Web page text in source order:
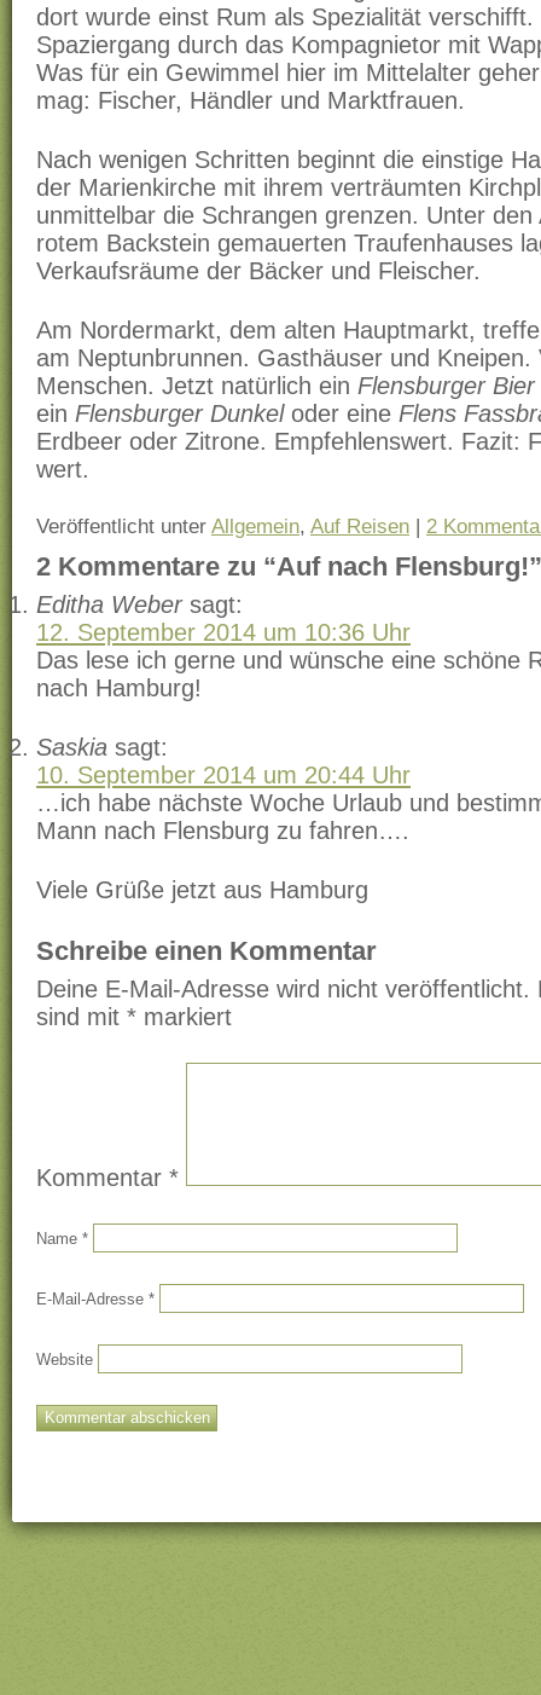
dort wurde einst Rum als Spezialität
Spaziergang durch das Kompagnietor mit
Was für ein Gewimmel hier im Mittelalter
mag: Fischer, Händler und Marktfrauen.
Nach wenigen Schritten beginnt die einstige
der Marienkirche mit ihrem verträumten
unmittelbar die Schrangen grenzen. Unter den
rotem Backstein gemauerten Traufenhauses
Verkaufsräume der Bäcker und Fleischer.
Am Nordermarkt, dem alten Hauptmarkt,
am Neptunbrunnen. Gasthäuser und Kneipen.
Menschen. Jetzt natürlich ein Flensburger Bier
ein Flensburger Dunkeloder eine Flens
Erdbeer oder Zitrone. Empfehlenswert. Fazit:
wert.
Veröffentlicht unter Allgemein, Auf Reisen | 2
2 Kommentare zu “Auf nach Flensburg!”
Editha Weber sagt:
12. September 2014 um 10:36 Uhr
Das lese ich gerne und wünsche eine schöne
nach Hamburg!
Saskia sagt:
10. September 2014 um 20:44 Uhr
…ich habe nächste Woche Urlaub und
Mann nach Flensburg zu fahren….
Viele Grüße jetzt aus Hamburg
Schreibe einen Kommentar
Deine E-Mail-Adresse wird nicht veröffentlicht.
sind mit * markiert
Kommentar *
Name *
E-Mail-Adresse *
Website